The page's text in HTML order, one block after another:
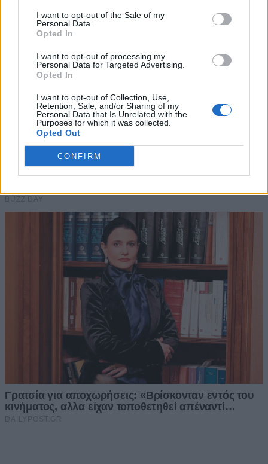
I want to opt-out of the Sale of my
Personal Data.
Opted In
I want to opt-out of processing my
Personal Data for Targeted Advertising.
Opted In
I want to opt-out of Collection, Use,
Retention, Sale, and/or Sharing of my
Personal Data that Is Unrelated with the
Purposes for which it was collected.
Opted Out
CONFIRM